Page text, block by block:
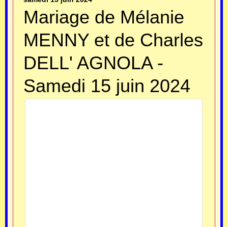
Mariage de Mélanie
MENNY et de Charles
DELL' AGNOLA -
Samedi 15 juin 2024